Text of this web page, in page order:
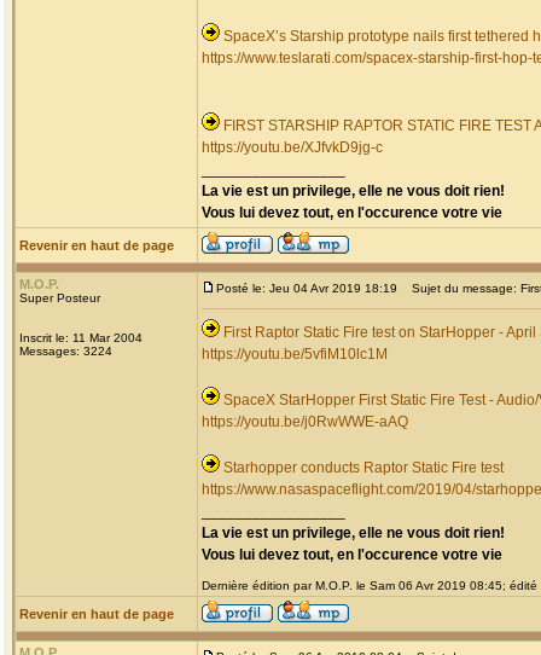
SpaceX’s Starship prototype nails first tethered
https://www.teslarati.com/spacex-starship-first-hop-
FIRST STARSHIP RAPTOR STATIC FIRE TEST
https://youtu.be/XJfvkD9jg-c
La vie est un privilege, elle ne vous doit rien!
Vous lui devez tout, en l'occurence votre vie
Revenir en haut de page
M.O.P.
Super Posteur
Inscrit le: 11 Mar 2004
Messages: 3224
Posté le: Jeu 04 Avr 2019 18:19 Sujet du message:
First Raptor Static Fire test on StarHopper - April
https://youtu.be/5vfiM10lc1M
SpaceX StarHopper First Static Fire Test -
https://youtu.be/j0RwWWE-aAQ
Starhopper conducts Raptor Static Fire test
https://www.nasaspaceflight.com/2019/04/
La vie est un privilege, elle ne vous doit rien!
Vous lui devez tout, en l'occurence votre vie
Dernière édition par M.O.P. le Sam 06 Avr 2019 08:45; édité
Revenir en haut de page